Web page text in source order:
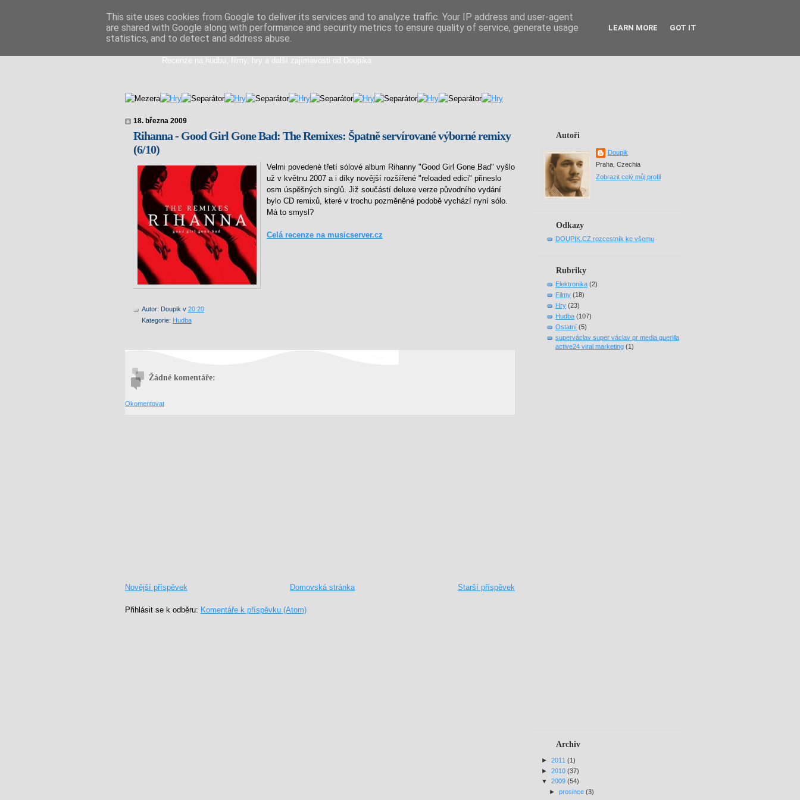
Doupikova mediální směs
Recenze na hudbu, filmy, hry a další zajímavosti od Doupika
18. března 2009
Rihanna - Good Girl Gone Bad: The Remixes: Špatně servírované výborné remixy
(6/10)
Velmi povedené třetí sólové album Rihanny "Good Girl Gone Bad" vyšlo
už v květnu 2007 a i díky novější rozšířené "reloaded edici" přineslo
osm úspěšných singlů. Již součástí deluxe verze původního vydání
bylo CD remixů, které v trochu pozměněné podobě vychází nyní sólo.
Má to smysl?
Celá recenze na musicserver.cz
Autor: Doupik v 20:20
Kategorie: Hudba
Žádné komentáře:
Okomentovat
Novější příspěvek Starší příspěvek
Domovská stránka
Přihlásit se k odběru: Komentáře k příspěvku (Atom)
Autoři
Doupik
Praha, Czechia
Zobrazit celý můj profil
Odkazy
DOUPIK.CZ rozcestník ke všemu
Rubriky
Elektronika (2)
Filmy (18)
Hry (23)
Hudba (107)
Ostatní (5)
superváclav super václav pr media guerilla
active24 viral marketing (1)
Archiv
► 2011 (1)
► 2010 (37)
▼ 2009 (54)
► prosince (3)
This site uses cookies from Google to deliver its services and to analyze traffic. Your IP address and user-agent
are shared with Google along with performance and security metrics to ensure quality of service, generate usage
statistics, and to detect and address abuse.
LEARN MORE GOT IT